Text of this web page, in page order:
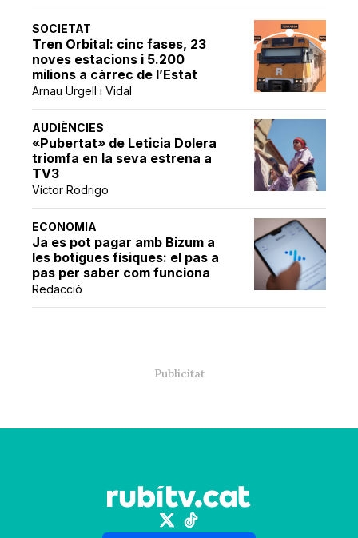
SOCIETAT
Tren Orbital: cinc fases, 23
noves estacions i 5.200
milions a càrrec de l’Estat
Arnau Urgell i Vidal
AUDIÈNCIES
«Pubertat» de Leticia Dolera
triomfa en la seva estrena a
TV3
Víctor Rodrigo
ECONOMIA
Ja es pot pagar amb Bizum a
les botigues físiques: el pas a
pas per saber com funciona
Redacció